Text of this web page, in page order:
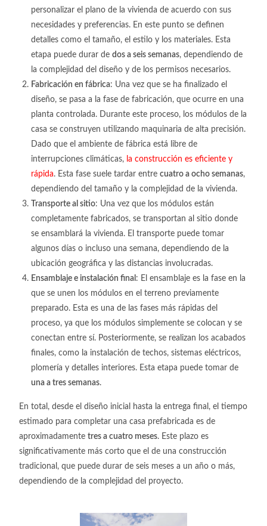
personalizar el plano de la vivienda de acuerdo con sus
necesidades y preferencias. En este punto se definen
detalles como el tamaño, el estilo y los materiales. Esta
etapa puede durar dedos a seis semanas, dependiendo de
la complejidad del diseño y de los permisos necesarios.
Fabricación en fábrica: Una vez que se ha finalizado el
diseño, se pasa a la fase de fabricación, que ocurre en una
planta controlada. Durante este proceso, los módulos de la
casa se construyen utilizando maquinaria de alta precisión.
Dado que el ambiente de fábrica está libre de
interrupciones climáticas, la construcción es eficiente y
rápida. Esta fase suele tardar entrecuatro a ocho semanas,
dependiendo del tamaño y la complejidad de la vivienda.
Transporte al sitio: Una vez que los módulos están
completamente fabricados, se transportan al sitio donde
se ensamblará la vivienda. El transporte puede tomar
algunos días o incluso una semana, dependiendo de la
ubicación geográfica y las distancias involucradas.
Ensamblaje e instalación final : El ensamblaje es la fase en la
que se unen los módulos en el terreno previamente
preparado. Esta es una de las fases más rápidas del
proceso, ya que los módulos simplemente se colocan y se
conectan entre sí. Posteriormente, se realizan los acabados
finales, como la instalación de techos, sistemas eléctricos,
plomería y detalles interiores. Esta etapa puede tomar de
una a tres semanas.
En total, desde el diseño inicial hasta la entrega final, el tiempo
estimado para completar una casa prefabricada es de
aproximadamentetres a cuatro meses. Este plazo es
significativamente más corto que el de una construcción
tradicional, que puede durar de seis meses a un año o más,
dependiendo de la complejidad del proyecto.